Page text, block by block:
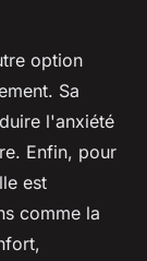
option
Sa
l'anxiété
Enfin, pour
est
comme la